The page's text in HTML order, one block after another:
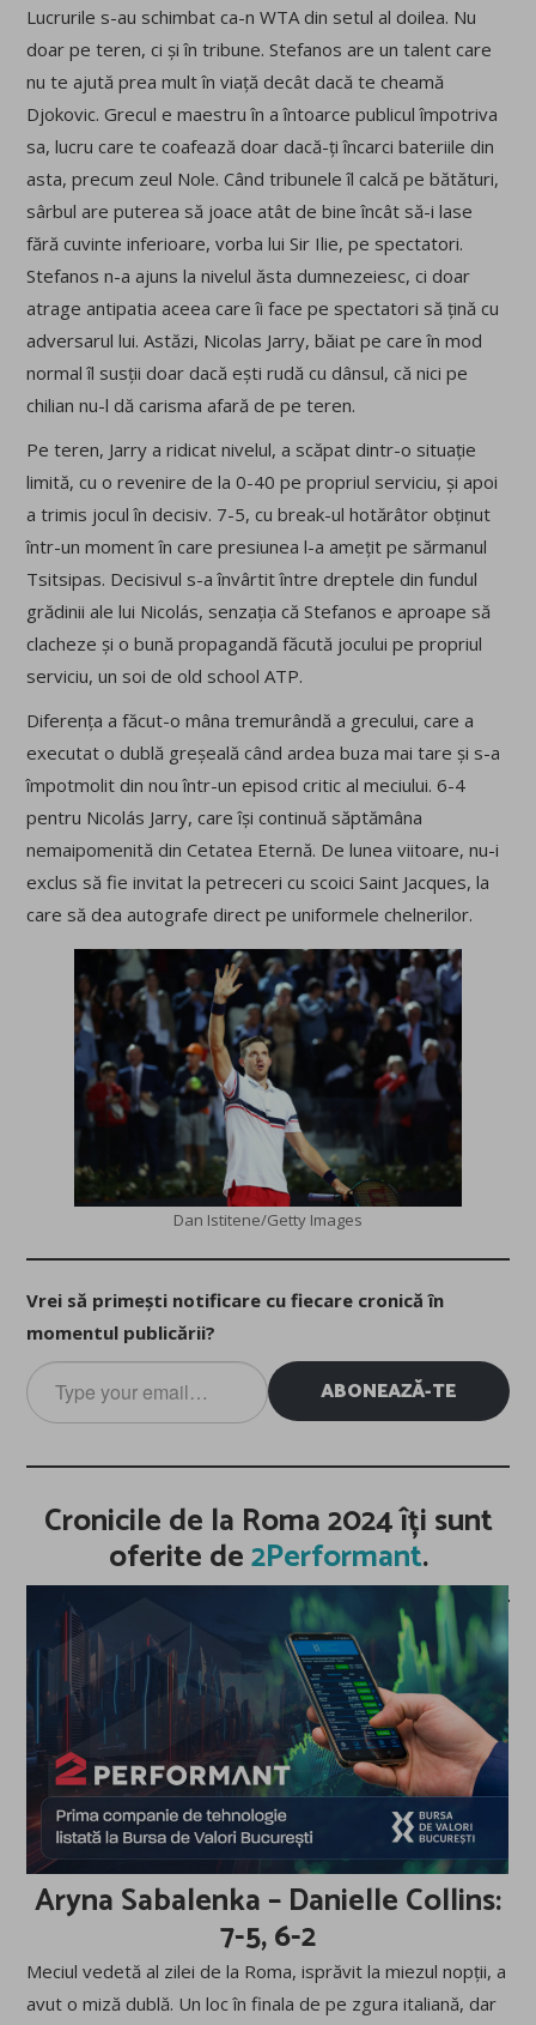
Lucrurile s-au schimbat ca-n WTA din setul al doilea. Nu
doar pe teren, ci și în tribune. Stefanos are un talent care
nu te ajută prea mult în viață decât dacă te cheamă
Djokovic. Grecul e maestru în a întoarce publicul împotriva
sa, lucru care te coafează doar dacă-ți încarci bateriile din
asta, precum zeul Nole. Când tribunele îl calcă pe bătături,
sârbul are puterea să joace atât de bine încât să-i lase
fără cuvinte inferioare, vorba lui Sir Ilie, pe spectatori.
Stefanos n-a ajuns la nivelul ăsta dumnezeiesc, ci doar
atrage antipatia aceea care îi face pe spectatori să țină cu
adversarul lui. Astăzi, Nicolas Jarry, băiat pe care în mod
normal îl susții doar dacă ești rudă cu dânsul, că nici pe
chilian nu-l dă carisma afară de pe teren.
Pe teren, Jarry a ridicat nivelul, a scăpat dintr-o situație
limită, cu o revenire de la 0-40 pe propriul serviciu, și apoi
a trimis jocul în decisiv. 7-5, cu break-ul hotărâtor obținut
într-un moment în care presiunea l-a amețit pe sărmanul
Tsitsipas. Decisivul s-a învârtit între dreptele din fundul
grădinii ale lui Nicolás, senzația că Stefanos e aproape să
clacheze și o bună propagandă făcută jocului pe propriul
serviciu, un soi de old school ATP.
Diferența a făcut-o mâna tremurândă a grecului, care a
executat o dublă greșeală când ardea buza mai tare și s-a
împotmolit din nou într-un episod critic al meciului. 6-4
pentru Nicolás Jarry, care își continuă săptămâna
nemaipomenită din Cetatea Eternă. De lunea viitoare, nu-i
exclus să fie invitat la petreceri cu scoici Saint Jacques, la
care să dea autografe direct pe uniformele chelnerilor.
Dan Istitene/Getty Images
Vrei să primești notificare cu fiecare cronică în
momentul publicării?
Type
your
email…
ABONEAZĂ-TE
Cronicile de la Roma 2024 îți sunt
oferite de2Performant.
Aryna Sabalenka – Danielle Collins:
7-5, 6-2
Meciul vedetă al zilei de la Roma, isprăvit la miezul nopții, a
avut o miză dublă. Un loc în finala de pe zgura italiană, dar